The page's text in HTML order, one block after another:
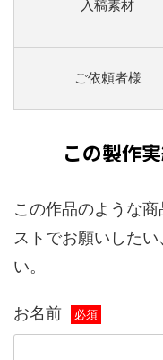
入稿素材
ご依頼者様
この製作
この作品のような
ストでお願いした
い。
お名前 必須